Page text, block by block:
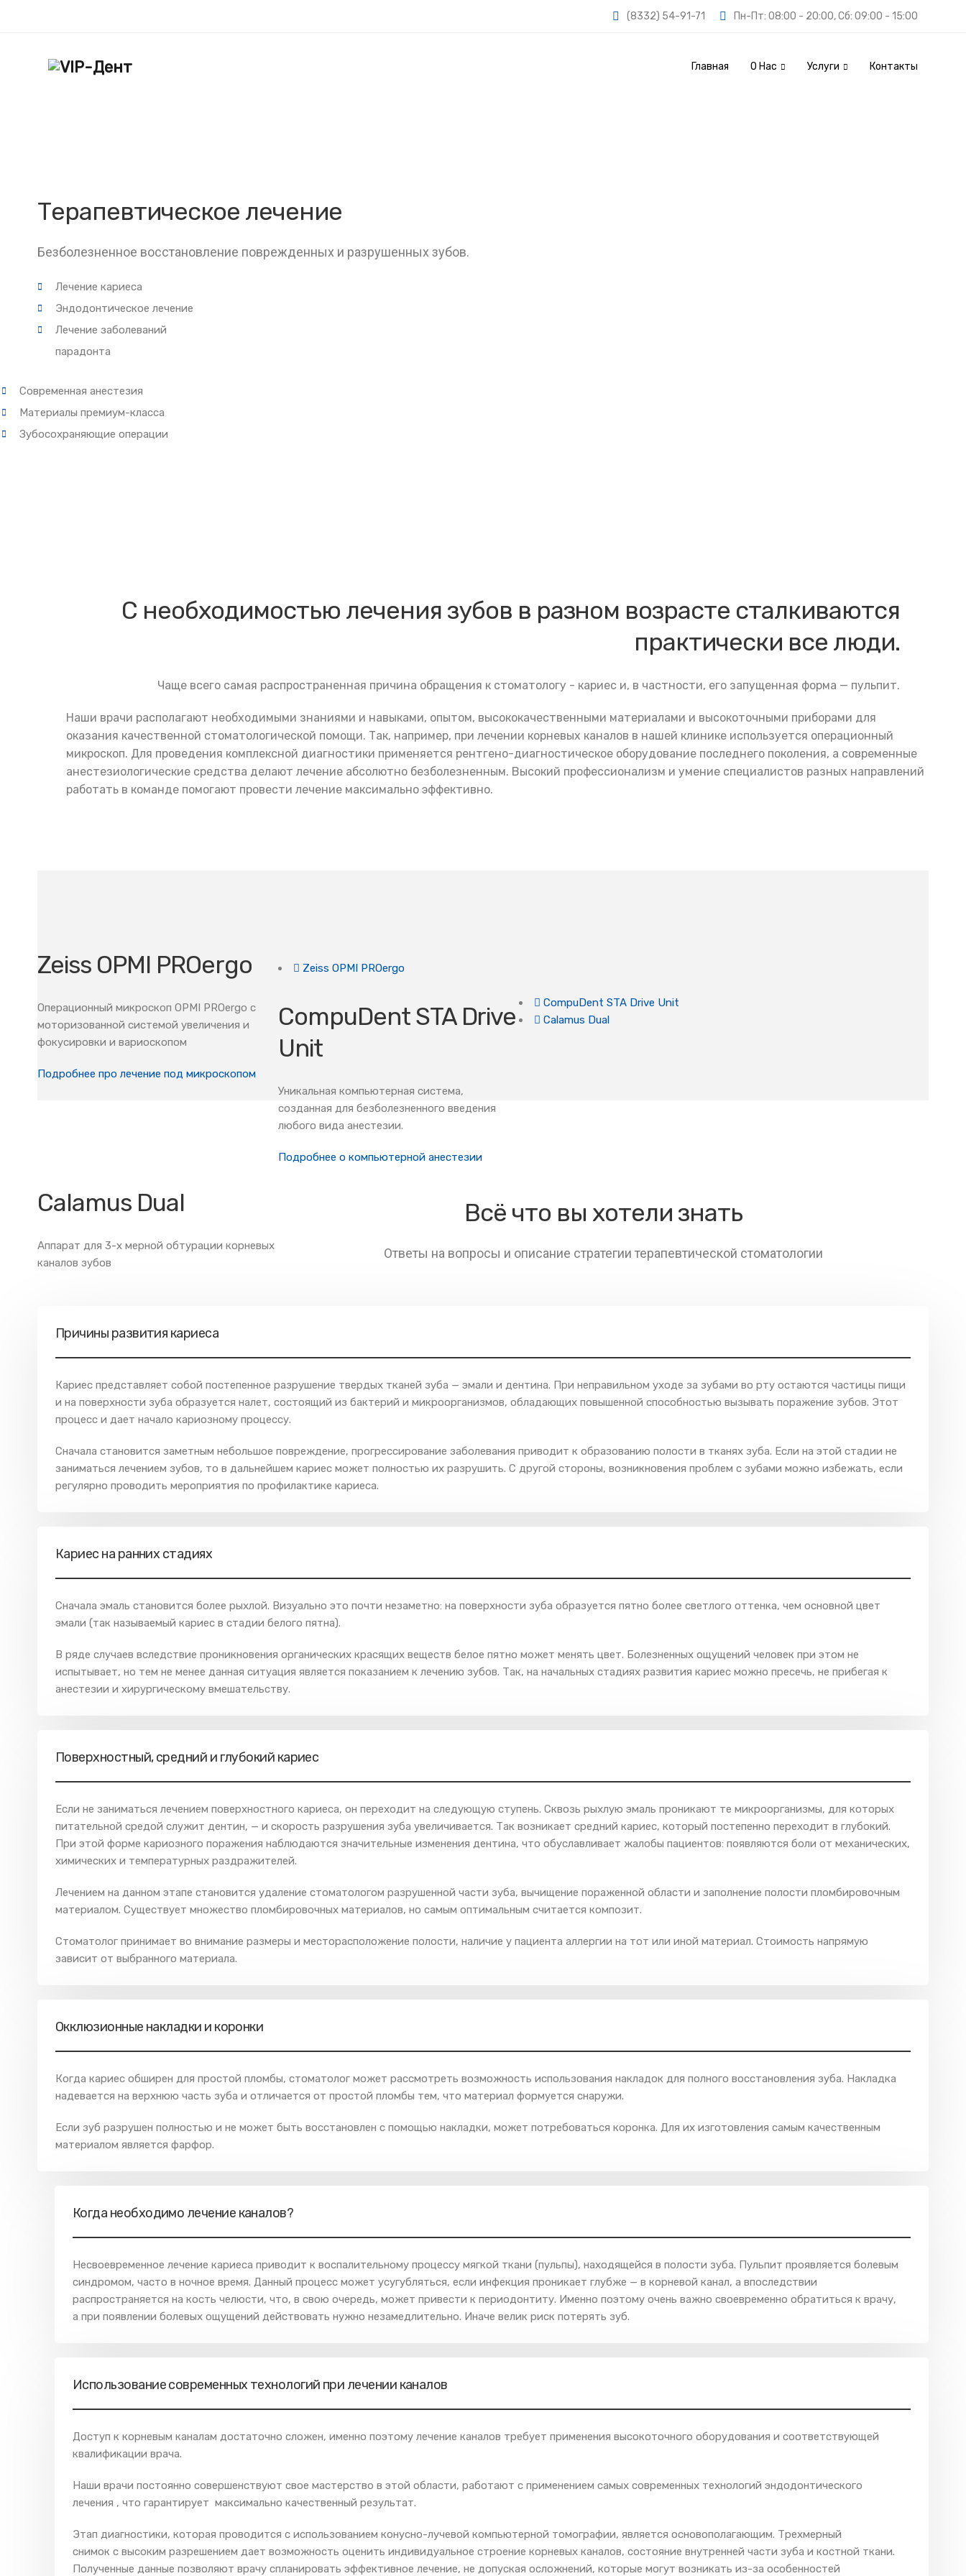
(8332) 54-91-71 Пн-Пт: 08:00 - 20:00, Сб: 09:00 - 15:00
Главная О Нас Услуги Контакты
Терапевтическое лечение
Безболезненное восстановление поврежденных и разрушенных зубов.
Лечение кариеса
Эндодонтическое лечение
Лечение заболеваний
парадонта
Современная анестезия
Материалы премиум-класса
Зубосохраняющие операции
С необходимостью лечения зубов в разном возрасте сталкиваются
практически все люди.
Чаще всего самая распространенная причина обращения к стоматологу - кариес и, в частности, его запущенная форма — пульпит.
Наши врачи располагают необходимыми знаниями и навыками, опытом, высококачественными материалами и высокоточными приборами для
оказания качественной стоматологической помощи. Так, например, при лечении корневых каналов в нашей клинике используется операционный
микроскоп. Для проведения комплексной диагностики применяется рентгено-диагностическое оборудование последнего поколения, а современные
анестезиологические средства делают лечение абсолютно безболезненным. Высокий профессионализм и умение специалистов разных направлений
работать в команде помогают провести лечение максимально эффективно.
Zeiss OPMI PROergo
Операционный микроскоп OPMI PROergo с
моторизованной системой увеличения и
фокусировки и вариоскопом
Подробнее про лечение под микроскопом
Zeiss OPMI PROergo
CompuDent STA Drive
Unit
Уникальная компьютерная система,
созданная для безболезненного введения
любого вида анестезии.
Подробнее о компьютерной анестезии
CompuDent STA Drive Unit
Calamus Dual
Аппарат для 3-х мерной обтурации корневых
каналов зубов
Calamus Dual
Всё что вы хотели знать
Ответы на вопросы и описание стратегии терапевтической стоматологии
Причины развития кариеса
Кариес представляет собой постепенное разрушение твердых тканей зуба — эмали и дентина. При неправильном уходе за зубами во рту остаются частицы пищи
и на поверхности зуба образуется налет, состоящий из бактерий и микроорганизмов, обладающих повышенной способностью вызывать поражение зубов. Этот
процесс и дает начало кариозному процессу.
Сначала становится заметным небольшое повреждение, прогрессирование заболевания приводит к образованию полости в тканях зуба. Если на этой стадии не
заниматься лечением зубов, то в дальнейшем кариес может полностью их разрушить. С другой стороны, возникновения проблем с зубами можно избежать, если
регулярно проводить мероприятия по профилактике кариеса.
Кариес на ранних стадиях
Сначала эмаль становится более рыхлой. Визуально это почти незаметно: на поверхности зуба образуется пятно более светлого оттенка, чем основной цвет
эмали (так называемый кариес в стадии белого пятна).
В ряде случаев вследствие проникновения органических красящих веществ белое пятно может менять цвет. Болезненных ощущений человек при этом не
испытывает, но тем не менее данная ситуация является показанием к лечению зубов. Так, на начальных стадиях развития кариес можно пресечь, не прибегая к
анестезии и хирургическому вмешательству.
Поверхностный, средний и глубокий кариес
Если не заниматься лечением поверхностного кариеса, он переходит на следующую ступень. Сквозь рыхлую эмаль проникают те микроорганизмы, для которых
питательной средой служит дентин, — и скорость разрушения зуба увеличивается. Так возникает средний кариес, который постепенно переходит в глубокий.
При этой форме кариозного поражения наблюдаются значительные изменения дентина, что обуславливает жалобы пациентов: появляются боли от механических,
химических и температурных раздражителей.
Лечением на данном этапе становится удаление стоматологом разрушенной части зуба, вычищение пораженной области и заполнение полости пломбировочным
материалом. Существует множество пломбировочных материалов, но самым оптимальным считается композит.
Стоматолог принимает во внимание размеры и месторасположение полости, наличие у пациента аллергии на тот или иной материал. Стоимость напрямую
зависит от выбранного материала.
Окклюзионные накладки и коронки
Когда кариес обширен для простой пломбы, стоматолог может рассмотреть возможность использования накладок для полного восстановления зуба. Накладка
надевается на верхнюю часть зуба и отличается от простой пломбы тем, что материал формуется снаружи.
Если зуб разрушен полностью и не может быть восстановлен с помощью накладки, может потребоваться коронка. Для их изготовления самым качественным
материалом является фарфор.
Когда необходимо лечение каналов?
Несвоевременное лечение кариеса приводит к воспалительному процессу мягкой ткани (пульпы), находящейся в полости зуба. Пульпит проявляется болевым
синдромом, часто в ночное время. Данный процесс может усугубляться, если инфекция проникает глубже — в корневой канал, а впоследствии
распространяется на кость челюсти, что, в свою очередь, может привести к периодонтиту. Именно поэтому очень важно своевременно обратиться к врачу,
а при появлении болевых ощущений действовать нужно незамедлительно. Иначе велик риск потерять зуб.
Использование современных технологий при лечении каналов
Доступ к корневым каналам достаточно сложен, именно поэтому лечение каналов требует применения высокоточного оборудования и соответствующей
квалификации врача.
Наши врачи постоянно совершенствуют свое мастерство в этой области, работают с применением самых современных технологий эндодонтического
лечения , что гарантирует максимально качественный результат.
Этап диагностики, которая проводится с использованием конусно-лучевой компьютерной томографии, является основополагающим. Трехмерный
снимок с высоким разрешением дает возможность оценить индивидуальное строение корневых каналов, состояние внутренней части зуба и костной ткани.
Полученные данные позволяют врачу спланировать эффективное лечение, не допуская осложнений, которые могут возникать из-за особенностей